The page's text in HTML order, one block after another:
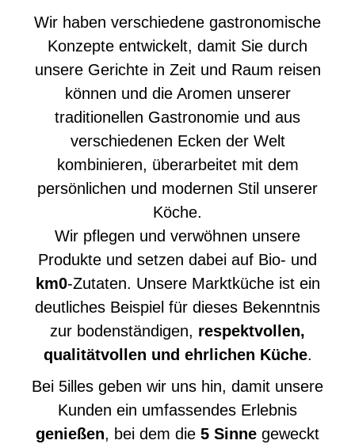
Wir haben verschiedene gastronomische
Konzepte entwickelt, damit Sie durch
unsere Gerichte in Zeit und Raum reisen
können und die Aromen unserer
traditionellen Gastronomie und aus
verschiedenen Ecken der Welt
kombinieren, überarbeitet mit dem
persönlichen und modernen Stil unserer
Köche.
Wir pflegen und verwöhnen unsere
Produkte und setzen dabei auf Bio- und
km0-Zutaten. Unsere Marktküche ist ein
deutliches Beispiel für dieses Bekenntnis
zur bodenständigen, respektvollen,
qualitätvollen und ehrlichen Küche.
Bei 5illes geben wir uns hin, damit unsere
Kunden ein umfassendes Erlebnis
genießen, bei dem die 5 Sinne geweckt